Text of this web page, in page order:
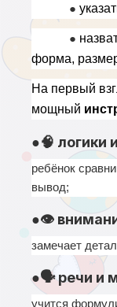
●
●
форма,
На первый
мощный
●🧠 логики
ребёнок
вывод;
●👁
замечает
●🗣 речи и
учится